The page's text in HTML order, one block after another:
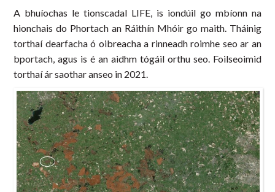
A bhuíochas le tionscadal LIFE, is iondúil go mbíonn na
hionchais do Phortach an Ráithín Mhóir go maith. Tháinig
torthaí dearfacha ó oibreacha a rinneadh roimhe seo ar an
bportach, agus is é an aidhm tógáil orthu seo. Foilseoimid
torthaí ár saothar anseo in 2021.